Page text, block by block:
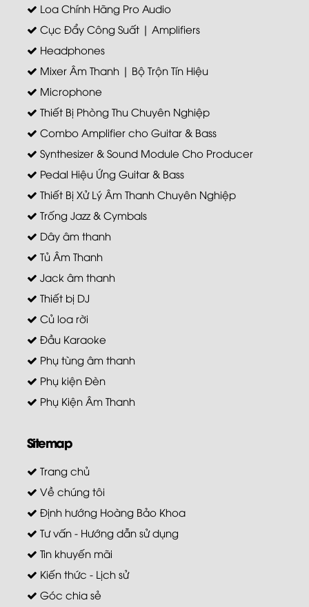
Loa Chính Hãng Pro Audio
Cục Đẩy Công Suất | Amplifiers
Headphones
Mixer Âm Thanh | Bộ Trộn Tín Hiệu
Microphone
Thiết Bị Phòng Thu Chuyên Nghiệp
Combo Amplifier cho Guitar & Bass
Synthesizer & Sound Module Cho Producer
Pedal Hiệu Ứng Guitar & Bass
Thiết Bị Xử Lý Âm Thanh Chuyên Nghiệp
Trống Jazz & Cymbals
Dây âm thanh
Tủ Âm Thanh
Jack âm thanh
Thiết bị DJ
Củ loa rời
Đầu Karaoke
Phụ tùng âm thanh
Phụ kiện Đèn
Phụ Kiện Âm Thanh
Sitemap
Trang chủ
Về chúng tôi
Định hướng Hoàng Bảo Khoa
Tư vấn - Hướng dẫn sử dụng
Tin khuyến mãi
Kiến thức - Lịch sử
Góc chia sẻ